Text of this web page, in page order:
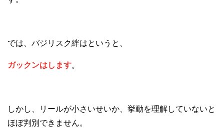
では、バジリスク絆はというと、
ガックンはします。
しかし、リールが小さいせいか、挙動を理解していないと
ほぼ判別できません。